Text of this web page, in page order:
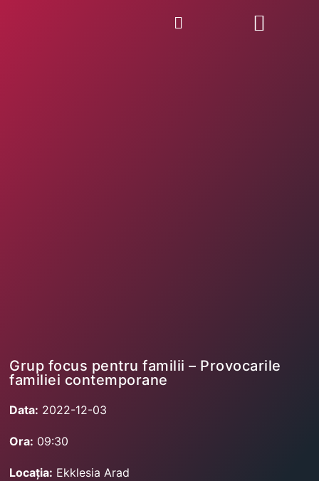
Grup focus pentru familii – Provocarile
familiei contemporane
Data: 2022-12-03
Ora: 09:30
Locația: Ekklesia Arad